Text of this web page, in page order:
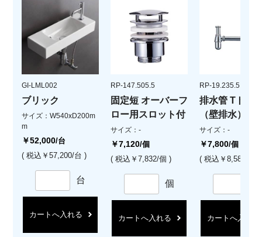
GI-LML002
ブリック
サイズ：W540xD200m
m
￥52,000/台
( 税込￥57,200/台 )
台
カートへ入れる
RP-147.505.5
固定短 オーバーフ
ロー用スロット付
サイズ：-
￥7,120/個
( 税込￥7,832/個 )
個
カートへ入れる
RP-19.235.5
排水管 Tトラ
（壁排水）
サイズ：-
￥7,800/個
( 税込￥8,580/個 )
カートへ入れる